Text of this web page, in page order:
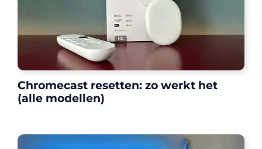
Chromecast resetten: zo werkt het
(alle modellen)